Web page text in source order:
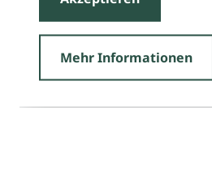
Mehr Informationen